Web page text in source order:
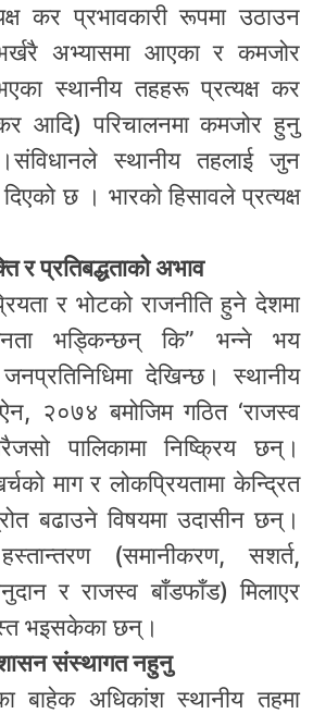
कर प्रभावकारी रूपमा उठाउन
अभ्यासमा आएका र कमजोर
स्थानीय तहहरू प्रत्यक्ष कर
आदि) परिचालनमा कमजोर हुनु
स्थानीय तहलाई जुन
दिएको छ । भारको हिसावले प्रत्यक्ष
र प्रतिबद्धताको अभाव
र भोटको राजनीति हुने देशमा
भड्किन्छन् कि” भन्ने भय
देखिन्छ। स्थानीय
२०७४ बमोजिम गठित ‘राजस्व
पालिकामा निष्क्रिय छन्।
माग र लोकप्रियतामा केन्द्रित
बढाउने विषयमा उदासीन छन्।
(समानीकरण, सशर्त,
र राजस्व बाँडफाँड) मिलाएर
भइसकेका छन्।
संस्थागत नहुनु
बाहेक अधिकांश स्थानीय तहमा